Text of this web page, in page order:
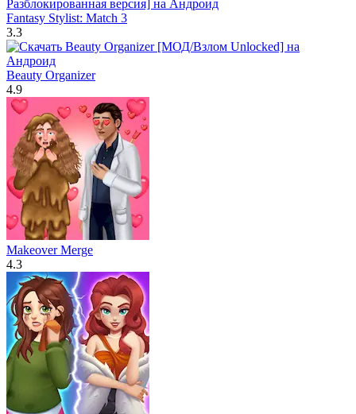
Fantasy Stylist: Match 3
3.3
Beauty Organizer
4.9
Makeover Merge
4.3